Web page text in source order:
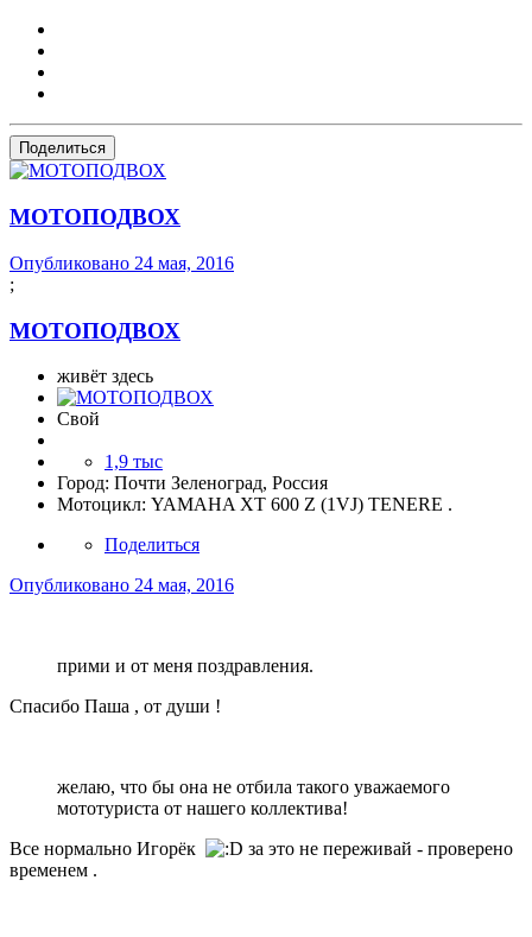
Поделиться
МОТОПОДВОХ
Опубликовано 24 мая, 2016
;
МОТОПОДВОХ
живёт здесь
Свой
1,9 тыс
Город: Почти Зеленоград, Россия
Мотоцикл: YAMAHA XT 600 Z (1VJ) TENERE .
Поделиться
Опубликовано 24 мая, 2016
прими и от меня поздравления.
Спасибо Паша , от души !
желаю, что бы она не отбила такого уважаемого
мототуриста от нашего коллектива!
Все нормально Игорёк
за это не переживай - проверено
временем .